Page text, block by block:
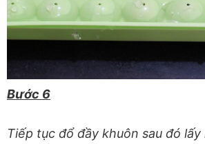
Bước 6
Tiếp tục đổ đầy khuôn sau đó